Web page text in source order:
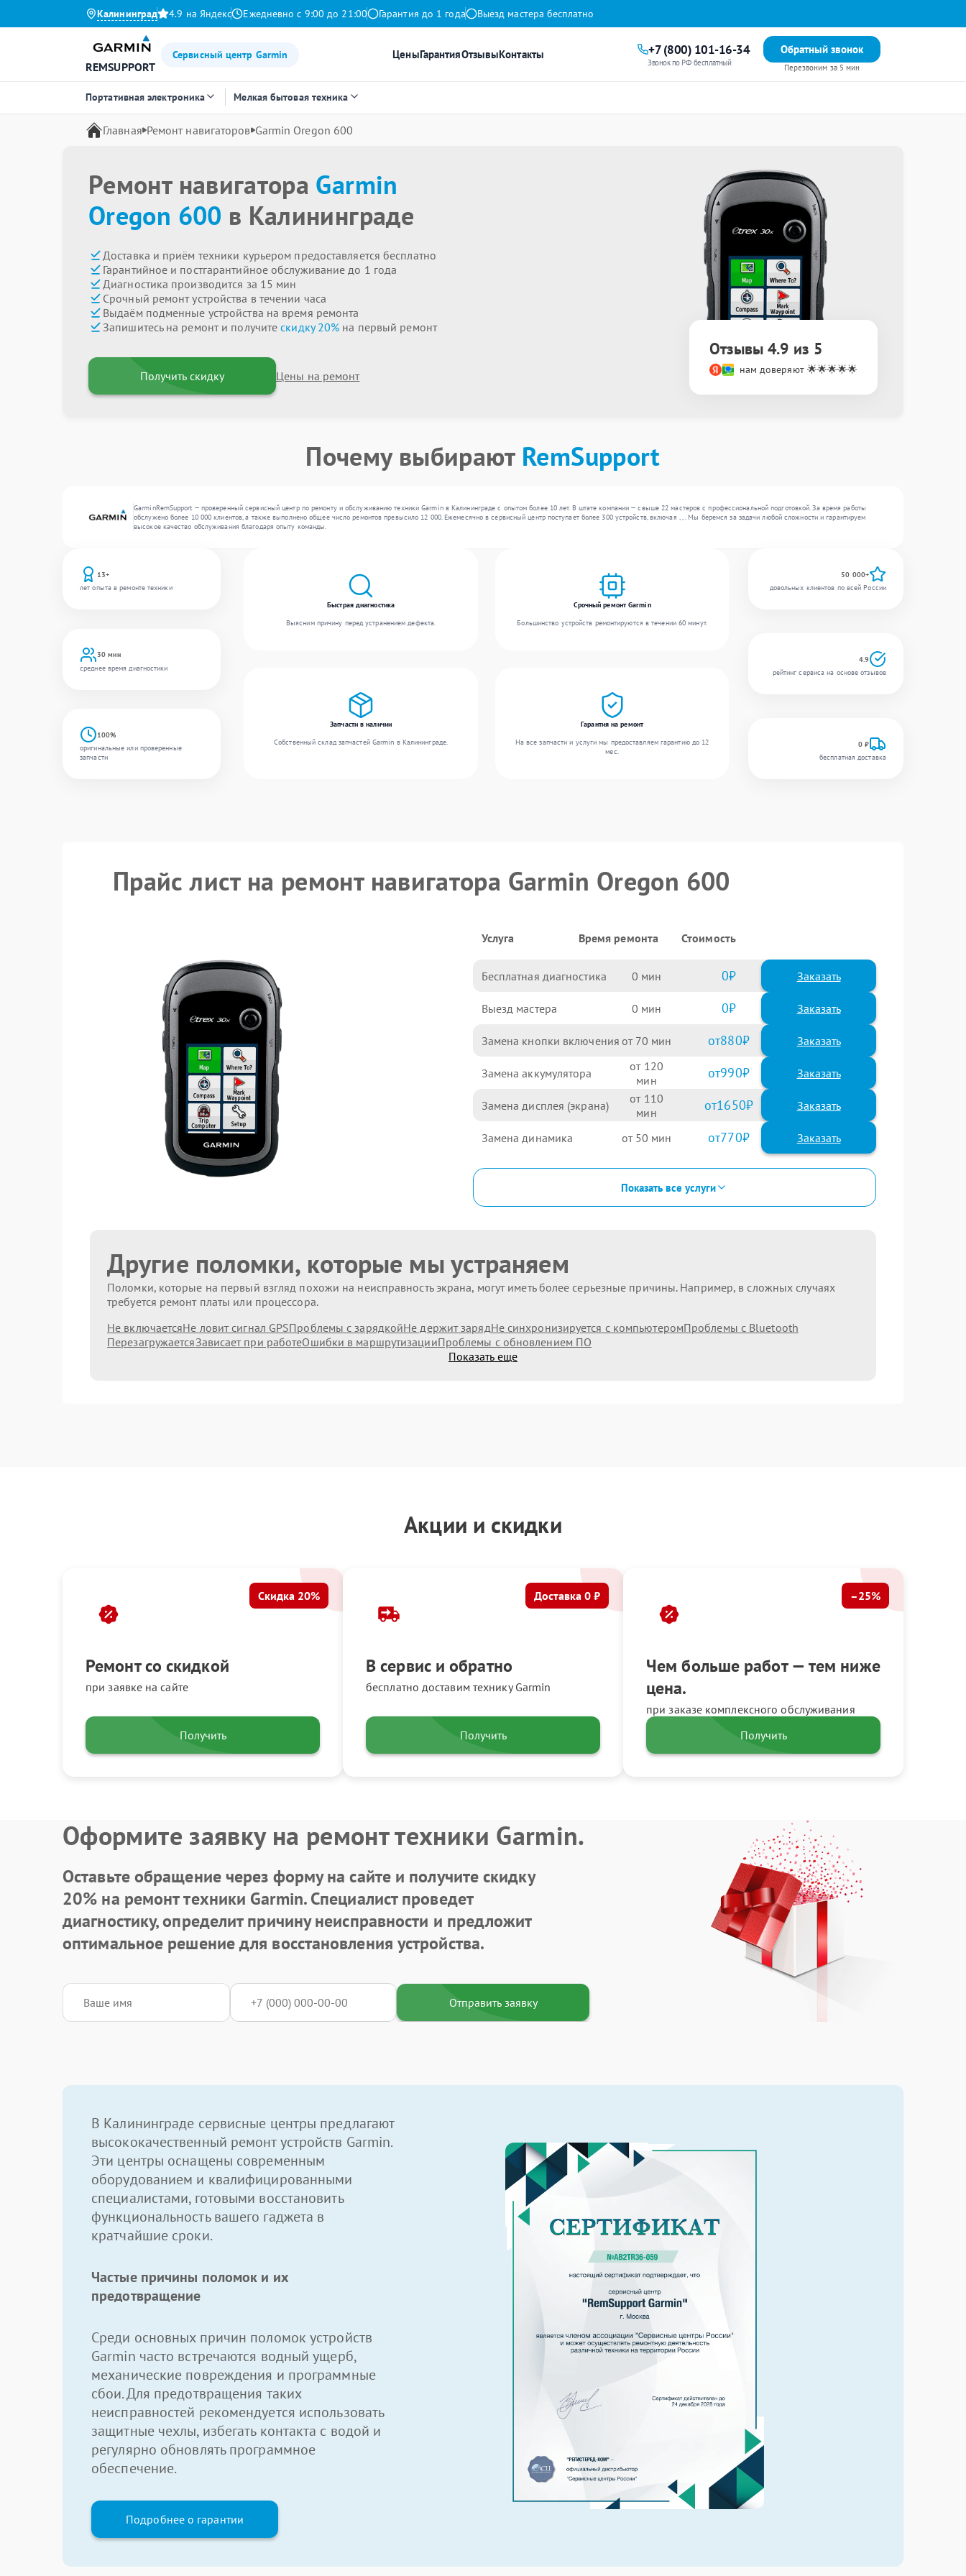
Калининград 4.9 на Яндекс Ежедневно с 9:00 до 21:00 Гарантия до 1 года Выезд мастера бесплатно
REMSUPPORT
Сервисный центр Garmin ЦеныГарантияОтзывыКонтакты +7 (800) 101-16-34
Звонок по РФ бесплатный
Обратный звонок
Перезвоним за 5 мин
Портативная электроника Мелкая бытовая техника
Главная Ремонт навигаторов Garmin Oregon 600
Ремонт навигатора Garmin
Oregon 600 в Калининграде
Доставка и приём техники курьером предоставляется бесплатно
Гарантийное и постгарантийное обслуживание до 1 года
Диагностика производится за 15 мин
Срочный ремонт устройства в течении часа
Выдаём подменные устройства на время ремонта
Запишитесь на ремонт и получитескидку 20% на первый ремонт
Получить скидку Цены на ремонт
Отзывы 4.9 из 5
нам доверяют 🌟🌟🌟🌟🌟
Почему выбирают RemSupport
GarminRemSupport — проверенный сервисный центр по ремонту и обслуживанию техники Garmin в Калининграде с опытом более 10 лет. В штате компании — свыше 22 мастеров с профессиональной подготовкой. За время работы
обслужено более 10 000 клиентов, а также выполнено общее число ремонтов превысило 12 000. Ежемесячно в сервисный центр поступает более 300 устройств, включая , , . Мы беремся за задачи любой сложности и гарантируем
высокое качество обслуживания благодаря опыту команды.
13+
лет опыта в ремонте техники
30 мин
среднее время диагностики
100%
оригинальные или проверенные
запчасти
Быстрая диагностика
Выясним причину перед устранением дефекта.
Срочный ремонт Garmin
Большинство устройств ремонтируются в течении 60 минут.
Запчасти в наличии
Собственный склад запчастей Garmin в Калининграде.
Гарантия на ремонт
На все запчасти и услуги мы предоставляем гарантию до 12
мес.
50 000+
довольных клиентов по всей России
4.9
рейтинг сервиса на основе отзывов
0 ₽
бесплатная доставка
Прайс лист на ремонт навигатора Garmin Oregon 600
Услуга Время ремонта Стоимость
Бесплатная диагностика 0 0 Заказать
Выезд мастера 0 0 Заказать
Замена кнопки включения 70 880
Замена аккумулятора 120 990
Замена дисплея (экрана) 110 1650
Замена динамика 50 770
Показать все услуги
Другие поломки, которые мы устраняем
Поломки, которые на первый взгляд похожи на неисправность экрана, могут иметь более серьезные причины. Например, в сложных случаях
требуется ремонт платы или процессора.
Не включаетсяНе ловит сигнал GPSПроблемы с зарядкойНе держит зарядНе синхронизируется с компьютеромПроблемы с Bluetooth
ПерезагружаетсяЗависает при работеОшибки в маршрутизацииПроблемы с обновлением ПО
Показать еще
Акции и скидки
Ремонт со скидкой
при заявке на сайте
Скидка 20%
Получить
В сервис и обратно
бесплатно доставим технику Garmin
Доставка 0 ₽
Получить
Чем больше работ — тем ниже
цена.
при заказе комплексного обслуживания
–25%
Получить
Оформите заявку на ремонт техники Garmin.
Оставьте обращение через форму на сайте и получите скидку
20% на ремонт техники Garmin. Специалист проведет
диагностику, определит причину неисправности и предложит
оптимальное решение для восстановления устройства.
Отправить заявку
В Калининграде сервисные центры предлагают
высококачественный ремонт устройств Garmin.
Эти центры оснащены современным
оборудованием и квалифицированными
специалистами, готовыми восстановить
функциональность вашего гаджета в
кратчайшие сроки.
Частые причины поломок и их
предотвращение
Среди основных причин поломок устройств
Garmin часто встречаются водный ущерб,
механические повреждения и программные
сбои. Для предотвращения таких
неисправностей рекомендуется использовать
защитные чехлы, избегать контакта с водой и
регулярно обновлять программное
обеспечение.
Подробнее о гарантии